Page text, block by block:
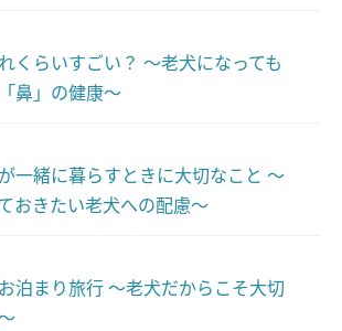
くらいすごい？ ～老犬になっても
鼻」の健康～
一緒に暮らすときに大切なこと ～
おきたい老犬への配慮～
泊まり旅行 ～老犬だからこそ大切